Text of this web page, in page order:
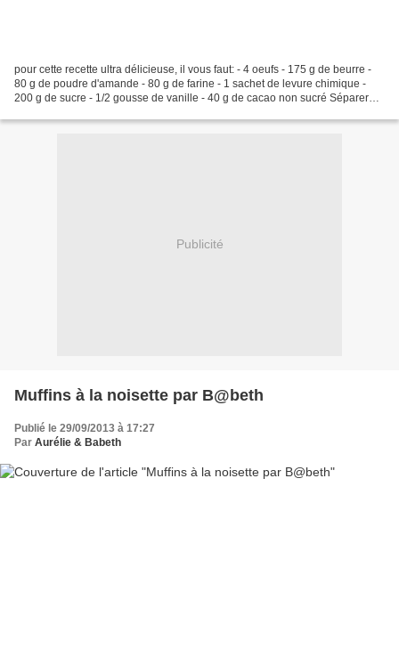
pour cette recette ultra délicieuse, il vous faut: - 4 oeufs - 175 g de beurre -
80 g de poudre d'amande - 80 g de farine - 1 sachet de levure chimique -
200 g de sucre - 1/2 gousse de vanille - 40 g de cacao non sucré Séparer
Publicité
Muffins à la noisette par B@beth
Publié le 29/09/2013 à 17:27
Par Aurélie & Babeth